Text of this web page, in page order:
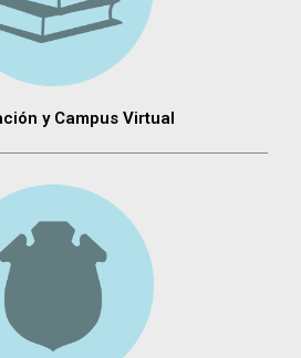
y Campus Virtual